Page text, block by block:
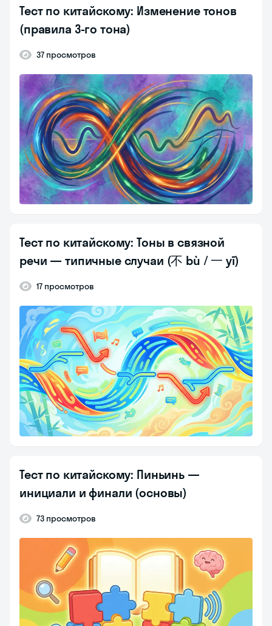
Тест по китайскому: Изменение тонов
(правила 3-го тона)
37 просмотров
Тест по китайскому: Тоны в связной
речи — типичные случаи (不 bù / 一 yī)
17 просмотров
Тест по китайскому: Пиньинь —
инициали и финали (основы)
73 просмотров